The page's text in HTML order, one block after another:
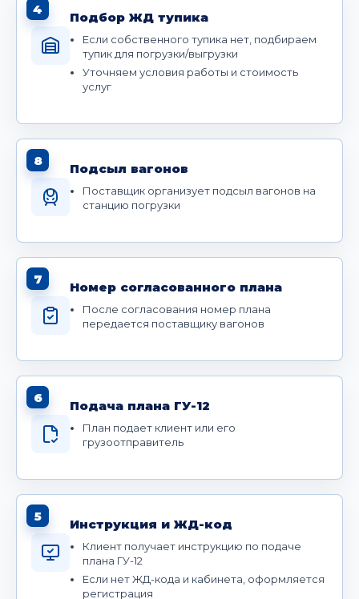
4
Подбор ЖД тупика
Если собственного тупика нет, подбираем
тупик для погрузки/выгрузки
Уточняем условия работы и стоимость
услуг
8
Подсыл вагонов
Поставщик организует подсыл вагонов на
станцию погрузки
7
Номер согласованного плана
После согласования номер плана
передается поставщику вагонов
6
Подача плана ГУ-12
План подает клиент или его
грузоотправитель
5
Инструкция и ЖД-код
Клиент получает инструкцию по подаче
плана ГУ-12
Если нет ЖД-кода и кабинета, оформляется
регистрация